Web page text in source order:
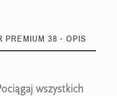
PREMIUM 38 - OPIS
wszystkich